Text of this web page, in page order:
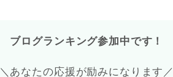
ブログランキング参加中です！
＼あなたの応援が励みになります／